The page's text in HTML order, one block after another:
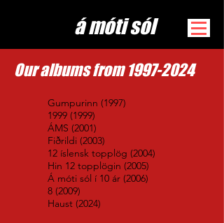
​á móti sól
Our albums from1997-2024
Gumpurinn (1997)
1999 (1999)
ÁMS (2001)
Fiðrildi (2003)
12 íslensk topplög (2004)
Hin 12 topplögin (2005)
Á móti sól í 10 ár (2006)
8 (2009)
Haust (2024)